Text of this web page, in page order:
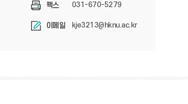
팩스 031-670-5279
이메일 kje3213@hknu.ac.kr